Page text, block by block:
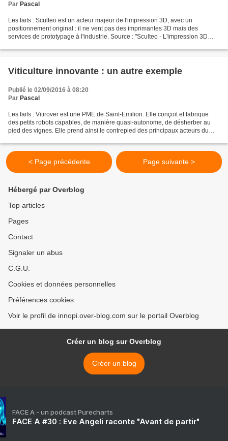
Par Pascal
Les faits : Sculteo est un acteur majeur de l'impression 3D, avec un
positionnement original : il ne vent pas des imprimantes 3D mais des
services de prototypage à l'industrie. Source : "Sculteo - L'impression 3D
Viticulture innovante : un autre exemple
Publié le 02/09/2016 à 08:20
Par Pascal
Les faits : Vitirover est une PME de Saint-Emilion. Elle conçoit et fabrique
des petits robots capables, de manière quasi-autonome, de désherber au
pied des vignes. Elle prend ainsi le contrepied des principaux acteurs du
< Page précédente Page suivante >
Hébergé par Overblog
Top articles
Pages
Contact
Signaler un abus
C.G.U.
Cookies et données personnelles
Préférences cookies
Voir le profil de innopi.over-blog.com sur le portail Overblog
Créer un blog sur Overblog
Créer un blog
FACE A - un podcast Purecharts
FACE A #30 : Eve Angeli raconte "Avant de partir"